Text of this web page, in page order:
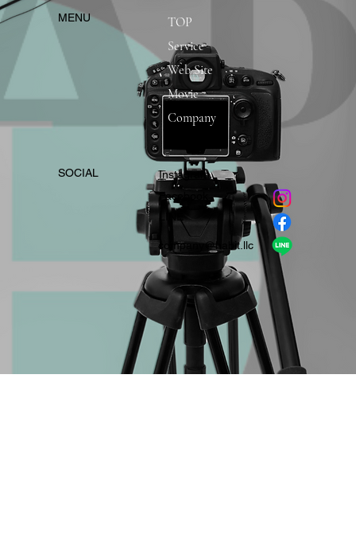
​MENU
TOP
Service
Web Site
Movie
Company
​SOCIAL
Instagram
​Facebook
company＠habit.llc